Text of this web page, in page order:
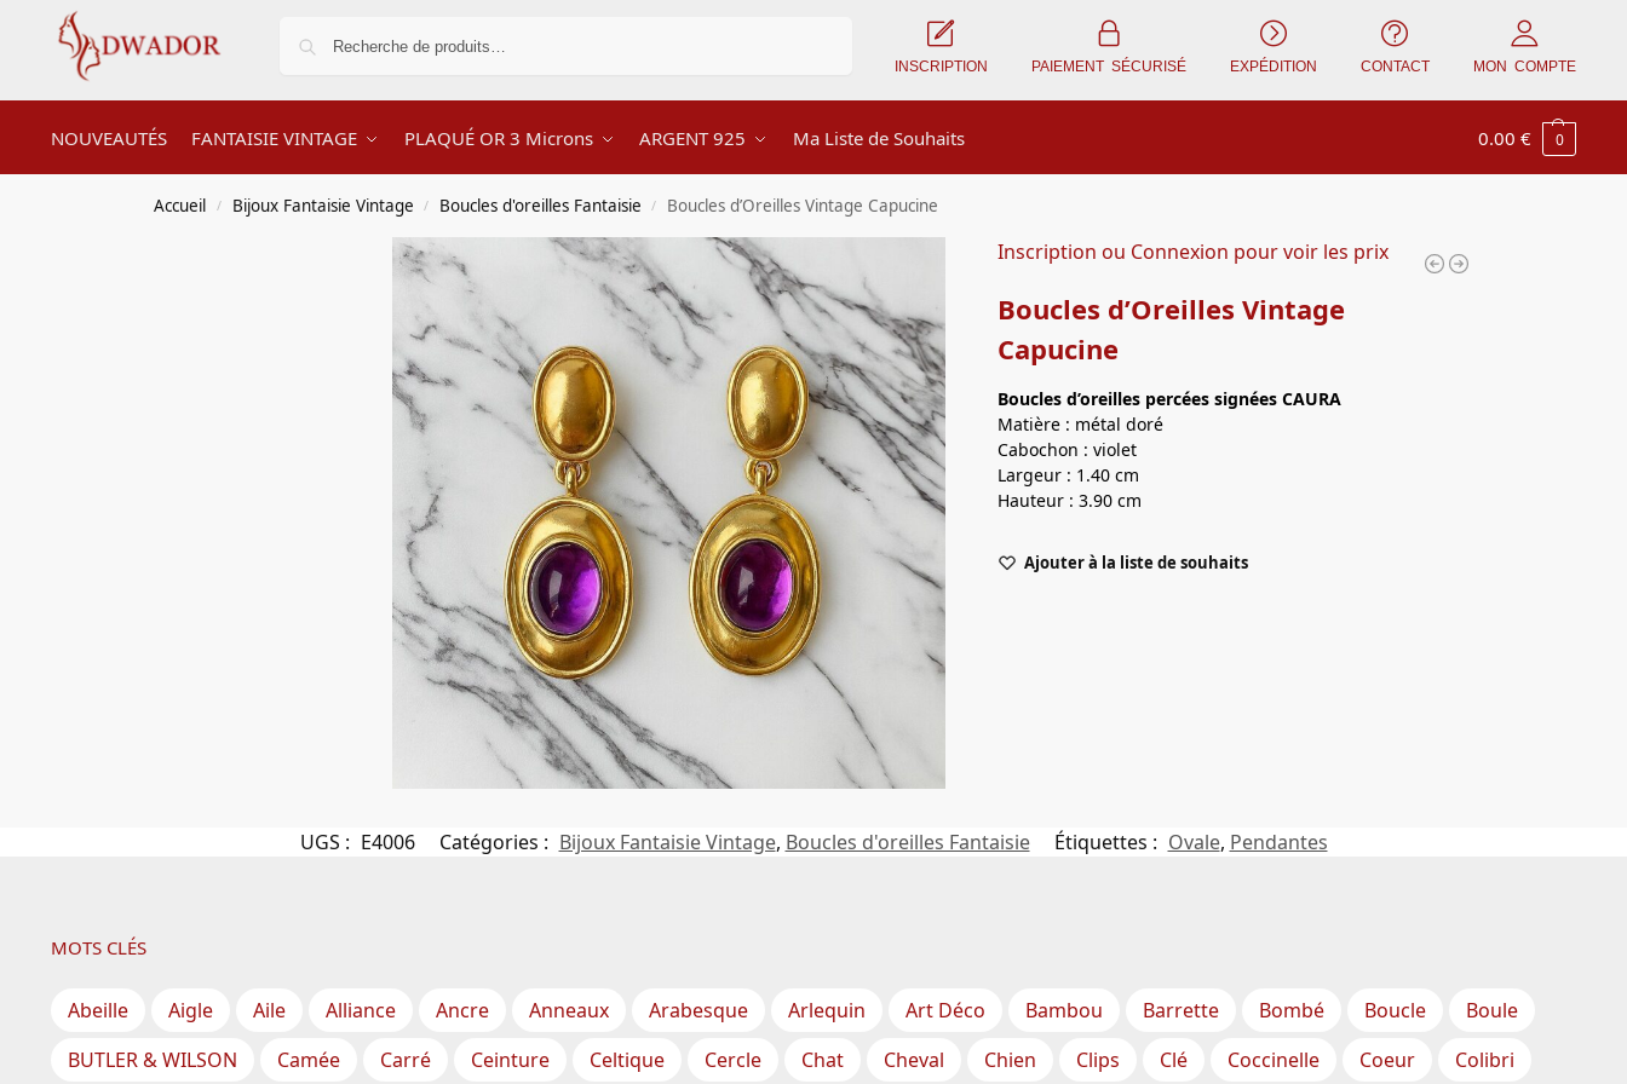
INSCRIPTION PAIEMENT SÉCURISÉ EXPÉDITION CONTACT MON COMPTE
NOUVEAUTÉS FANTAISIE VINTAGE PLAQUÉ OR 3 Microns ARGENT 925 Ma Liste de Souhaits 0.00€ 0
Accueil / Bijoux Fantaisie Vintage / Boucles d'oreilles Fantaisie / Boucles d’Oreilles Vintage Capucine
Inscription ou Connexion pour voir les prix
Boucles d’Oreilles Vintage
Capucine
Boucles d’oreilles percées signées CAURA
Matière : métal doré
Cabochon : violet
Largeur : 1.40 cm
Hauteur : 3.90 cm
Ajouter à la liste de souhaits
UGS : E4006 Catégories : Bijoux Fantaisie Vintage, Boucles d'oreilles Fantaisie Étiquettes : Ovale, Pendantes
MOTS CLÉS
Abeille Aigle Aile Alliance Ancre Anneaux Arabesque Arlequin Art Déco Bambou Barrette Bombé Boucle
Boule
BUTLER & WILSON
Camée Carré Ceinture Celtique Cercle Chat Cheval Chien Clips Clé Coccinelle Coeur Colibri